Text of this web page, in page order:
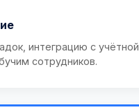
интеграцию с учётной
сотрудников.